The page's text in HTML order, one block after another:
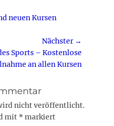
neuen Kursen
Nächster →
Sports – Kostenlose
an allen Kursen
nicht veröffentlicht.
mit * markiert